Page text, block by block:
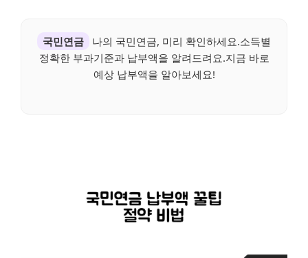
국민연금
나의 국민연금, 미리 확인하세요.소득별
정확한 부과기준과 납부액을 알려드려요.지금 바로
예상 납부액을 알아보세요!